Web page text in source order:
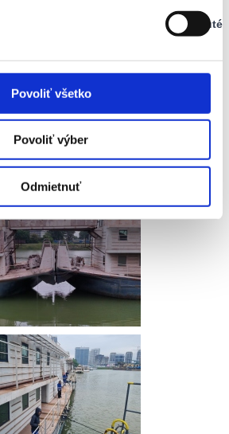
Vypnuté
Povoliť všetko
Povoliť výber
Odmietnuť